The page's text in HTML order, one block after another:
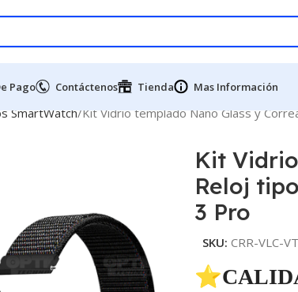
Pago Contáctenos Tienda Mas Información
SmartWatch Kit Vidrio templado Nano Glass y
Kit
Reloj
3 Pro
SKU: CRR-VLC-